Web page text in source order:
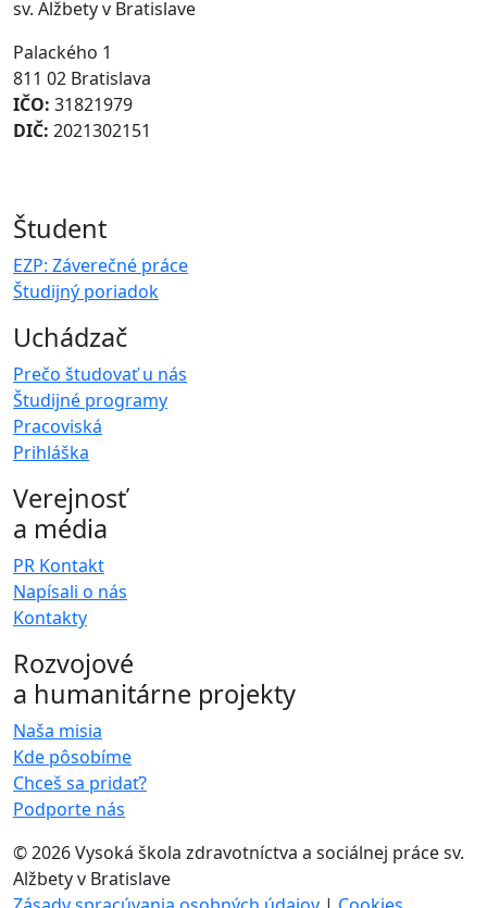
sv. Alžbety v Bratislave
Palackého 1
811 02 Bratislava
IČO: 31821979
DIČ: 2021302151
Študent
EZP: Záverečné práce
Študijný poriadok
Uchádzač
Prečo študovať u nás
Študijné programy
Pracoviská
Prihláška
Verejnosť
a média
PR Kontakt
Napísali o nás
Kontakty
Rozvojové
a humanitárne projekty
Naša misia
Kde pôsobíme
Chceš sa pridať?
Podporte nás
©2026 Vysoká škola zdravotníctva a sociálnej práce sv.
Alžbety v Bratislave